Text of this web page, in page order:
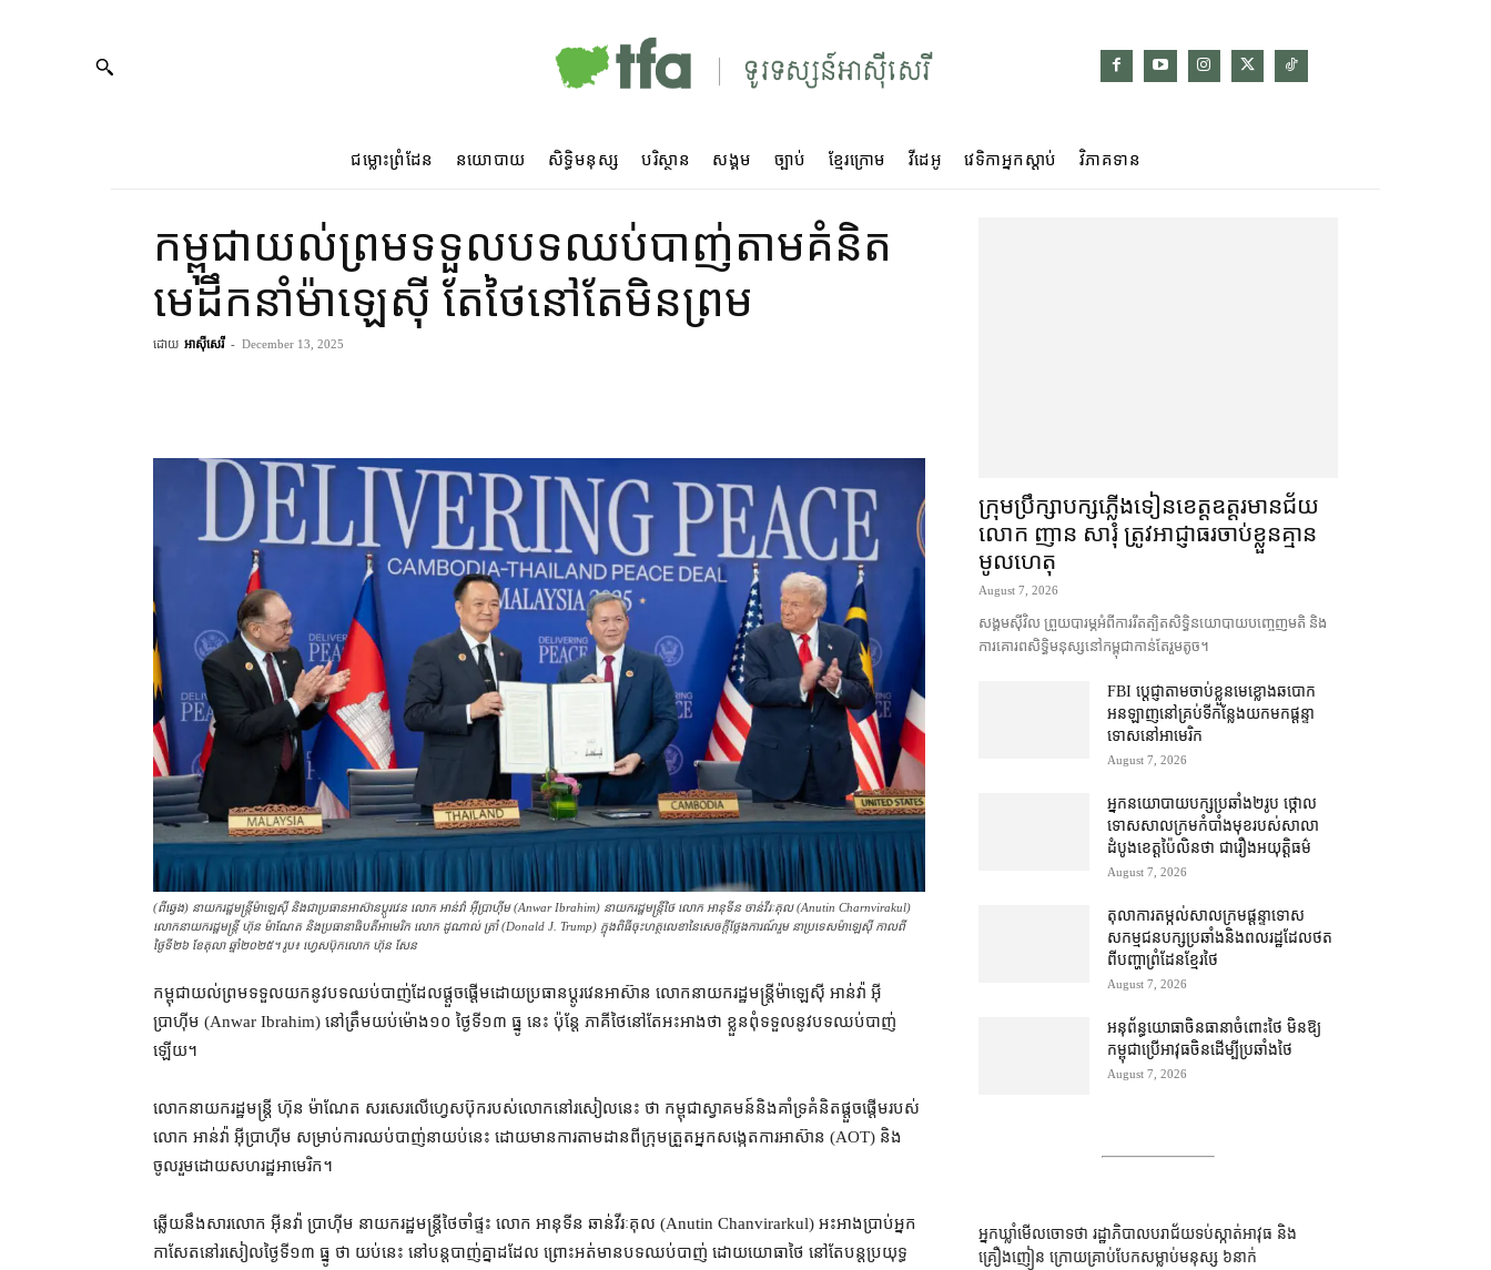
ជម្លោះព្រំដែន នយោបាយ សិទ្ធិមនុស្ស បរិស្ថាន សង្គម ច្បាប់ ខ្មែរក្រោម វីដេអូ វេទិកាអ្នកស្ដាប់ វិភាគទាន
កម្ពុជា​យល់​ព្រម​ទទួល​បទ​ឈប់​បាញ់​តាម​គំនិត​
មេដឹកនាំ​ម៉ាឡេស៊ី តែ​ថៃ​នៅ​តែ​មិន​ព្រម
ដោយ អាស៊ីសេរី - December 13, 2025
(ពី​ឆ្វេង) នាយករដ្ឋមន្ត្រី​ម៉ាឡេស៊ី និង​ជា​ប្រធាន​អាស៊ាន​ប្ដូរ​វេន លោក អាន់វ៉ា អ៊ីប្រាហ៊ីម (Anwar Ibrahim) នាយករដ្ឋមន្ត្រី​ថៃ លោក អានុទីន ចាន់វីរៈគុល (Anutin Charnvirakul)
លោក​នាយករដ្ឋមន្ត្រី ហ៊ុន ម៉ាណែត និង​ប្រធានាធិបតី​អាមេរិក លោក ដូណាល់ ត្រាំ (Donald J. Trump) ក្នុង​ពិធី​ចុះហត្ថលេខា​នៃ​សេចក្ដីថ្លែងការណ៍​រួម នា​ប្រទេស​ម៉ាឡេស៊ី កាល​ពី​
ថ្ងៃទី២៦ ខែ​តុលា ឆ្នាំ​២០២៥។ រូប៖ ហ្វេសប៊ុក​លោក ហ៊ុន សែន
កម្ពុជា​យល់​ព្រម​ទទួល​យក​នូវ​បទ​ឈប់​បាញ់​​ដែល​ផ្ដួចផ្ដើម​ដោយ​ប្រធាន​ប្ដូរ​វេន​អាស៊ាន លោកនាយក​រដ្ឋមន្ត្រី​ម៉ាឡេស៊ី អាន់វ៉ា អ៊ី
ប្រាហ៊ីម (Anwar Ibrahim) នៅ​ត្រឹម​យប់​​ម៉ោង​១០ ថ្ងៃ​ទី១៣ ធ្នូ នេះ ប៉ុន្តែ ភាគី​ថៃ​នៅ​តែ​អះអាង​ថា ខ្លួន​ពុំ​ទទួល​នូវ​បទ​ឈប់​បាញ់​
ឡើយ។
លោក​នាយករដ្ឋមន្ត្រី ហ៊ុន ម៉ាណែត សរសេរ​លើ​ហ្វេសប៊ុក​របស់​លោក​នៅ​រសៀល​​នេះ ថា កម្ពុជា​ស្វាគមន៍​និង​គាំទ្រ​គំនិត​ផ្ដួចផ្ដើម​របស់​​
លោក អាន់វ៉ា អ៊ីប្រាហ៊ីម សម្រាប់​ការ​ឈប់​បាញ់​នា​យប់​នេះ ដោយ​មាន​ការ​តាមដាន​ពី​ក្រុម​ត្រួត​អ្នក​សង្កេត​ការ​អាស៊ាន (AOT) និង​
ចូលរួម​ដោយ​សហរដ្ឋអាមេរិក។
ឆ្លើយ​នឹង​សារ​លោក អ៊ីនវ៉ា ប្រាហ៊ីម នាយករដ្ឋមន្ត្រី​ថៃ​ចាំ​ផ្ទះ លោក អានុទីន ឆាន់វីរៈគុល (Anutin Chanvirarkul) អះអាង​ប្រាប់​អ្នក​
កាសែត​​នៅ​រសៀល​ថ្ងៃ​ទី​១៣ ធ្នូ ថា យប់​នេះ នៅ​បន្ត​បាញ់​គ្នា​ដដែល ព្រោះ​អត់​មាន​បទ​ឈប់​បាញ់ ដោយ​យោធា​ថៃ នៅតែ​បន្ត​ប្រយុទ្ធ​
ក្រុមប្រឹក្សា​បក្ស​ភ្លើងទៀន​ខេត្ត​ឧត្ដរមានជ័យ
លោក ញាន សារុំ ត្រូវ​អាជ្ញាធរ​ចាប់ខ្លួន​គ្មាន​
មូលហេតុ
August 7, 2026
សង្គម​ស៊ីវិល ព្រួយបារម្ភ​អំពី​ការ​រឹតត្បិត​សិទ្ធិ​នយោបាយ​បញ្ចេញមតិ និង​
ការគោរព​សិទ្ធិមនុស្ស​នៅ​កម្ពុជា​កាន់តែ​រួម​តូច។
FBI ប្ដេជ្ញា​តាម​ចាប់ខ្លួន​មេខ្លោង​ឆបោក​
អនឡាញ​នៅ​គ្រប់​ទីកន្លែង​យក​មក​ផ្ដន្ទា
ទោស​នៅ​អាមេរិក
August 7, 2026
អ្នកនយោបាយ​បក្ស​ប្រឆាំង​២​រូប ថ្កោល
ទោស​សាលក្រម​កំបាំងមុខ​របស់​សាលា
ដំបូង​ខេត្ត​ប៉ៃលិន​ថា ជា​រឿង​អយុត្តិធម៌
August 7, 2026
តុលាការ​តម្កល់​សាលក្រម​ផ្ដន្ទាទោស​
សកម្មជន​បក្ស​ប្រឆាំង​និង​ពលរដ្ឋ​ដែល​ថត​
ពី​បញ្ហា​ព្រំដែន​ខ្មែរ​ថៃ
August 7, 2026
អនុព័ន្ធយោធា​ចិន​ធានា​ចំពោះ​ថៃ មិន​ឱ្យ​
កម្ពុជា​ប្រើ​អាវុធ​ចិន​ដើម្បី​ប្រឆាំង​ថៃ ​
August 7, 2026
អ្នកឃ្លាំមើលចោទថា រដ្ឋាភិបាលបរាជ័យទប់ស្កាត់អាវុធ និង
គ្រឿងញៀន ក្រោយគ្រាប់បែកសម្លាប់មនុស្ស ៦នាក់